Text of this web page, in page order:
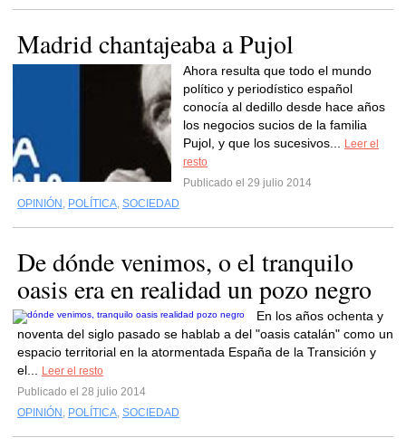
Madrid chantajeaba a Pujol
Ahora resulta que todo el mundo
político y periodístico español
conocía al dedillo desde hace años
los negocios sucios de la familia
Pujol, y que los sucesivos...
Leer el
resto
Publicado el 29 julio 2014
OPINIÓN , POLÍTICA, SOCIEDAD
De dónde venimos, o el tranquilo
oasis era en realidad un pozo negro
En los años ochenta y
noventa del siglo pasado se hablab a del "oasis catalán" como un
espacio territorial en la atormentada España de la Transición y
el...
Leer el resto
Publicado el 28 julio 2014
OPINIÓN , POLÍTICA, SOCIEDAD